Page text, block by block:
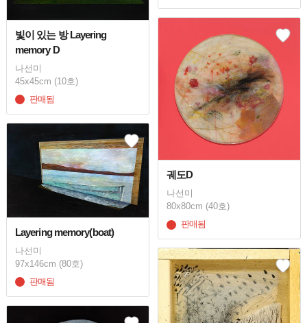
빛이 있는 방 Layering
memory D
나선미
45x45cm (10호)
판매됨
궤도D
나선미
80x80cm (40호)
판매됨
Layering memory(boat)
나선미
97x146cm (80호)
판매됨